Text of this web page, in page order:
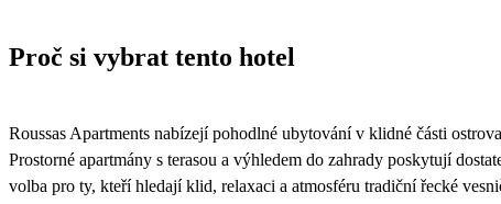
Proč si vybrat tento hotel
Roussas Apartments nabízejí pohodlné ubytování v klidné části
Prostorné apartmány s terasou a výhledem do zahrady poskytují
volba pro ty, kteří hledají klid, relaxaci a atmosféru tradiční řecké